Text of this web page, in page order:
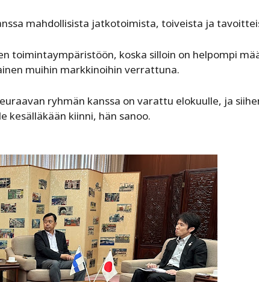
mahdollisista jatkotoimista, toiveista ja
toimintaympäristöön, koska silloin on helpompi
muihin markkinoihin verrattuna.
ryhmän kanssa on varattu elokuulle, ja
kesälläkään kiinni, hän sanoo.